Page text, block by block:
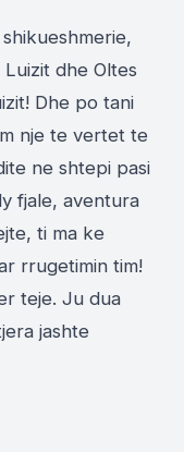
dhe Oltes
Dhe po tani
nje te vertet te
ne shtepi pasi
fjale, aventura
ti ma ke
rrugetimin tim!
teje. Ju dua
jashte